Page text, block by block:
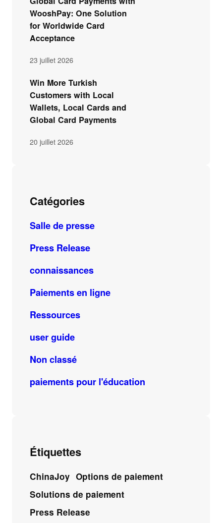
WooshPay: One Solution
for Worldwide Card
Acceptance
23 juillet 2026
Win More Turkish
Customers with Local
Wallets, Local Cards and
Global Card Payments
20 juillet 2026
Catégories
Salle de presse
Press Release
connaissances
Paiements en ligne
Ressources
user guide
Non classé
paiements pour l'éducation
Étiquettes
ChinaJoy Options de paiement
Solutions de paiement
Press Release